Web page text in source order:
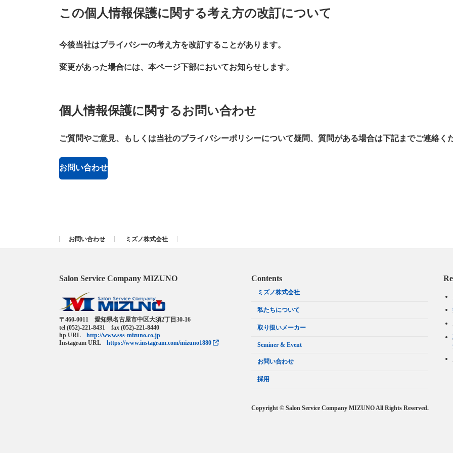
この個人情報保護に関する考え方の改訂について
今後当社はプライバシーの考え方を改訂することがあります。
変更があった場合には、本ページ下部においてお知らせします。
個人情報保護に関するお問い合わせ
ご質問やご意見、もしくは当社のプライバシーポリシーについて疑問、質問がある場合は下記までご連絡く
お問い合わせ
お問い合わせ ミズノ株式会社
Salon Service Company MIZUNO
〒460-0011 愛知県名古屋市中区大須2丁目30-16
tel (052)-221-8431 fax (052)-221-8440
hp URL http://www.sss-mizuno.co.jp
Instagram URL https://www.instagram.com/mizuno1880
Contents
ミズノ株式会社
私たちについて
取り扱いメーカー
Seminer & Event
お問い合わせ
採用